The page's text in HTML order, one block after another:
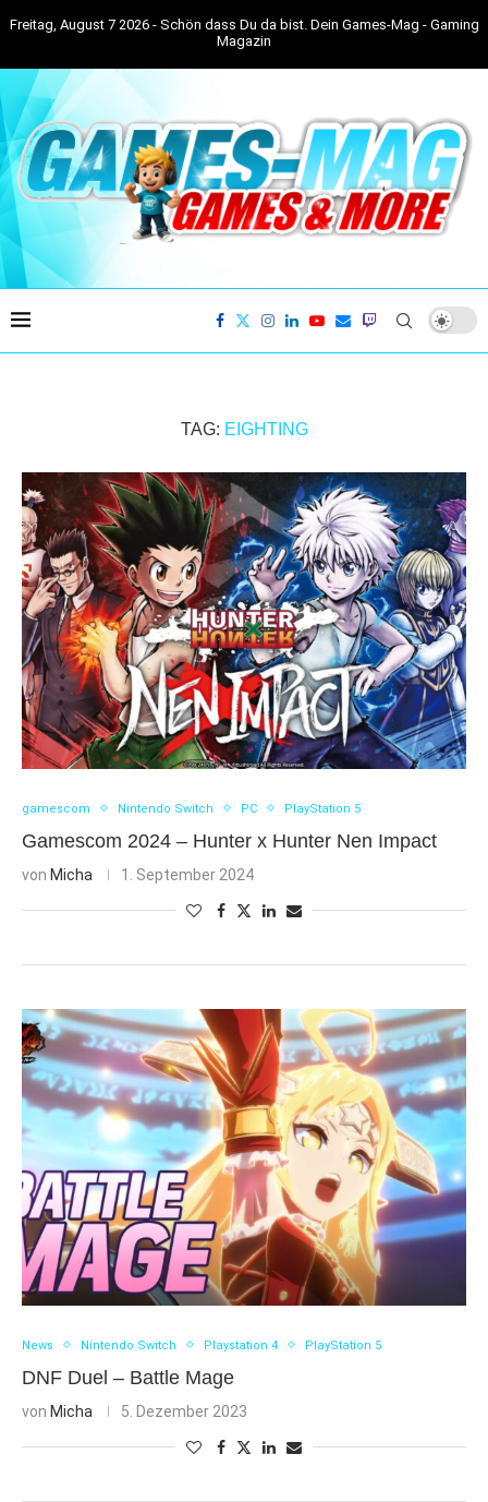
Freitag, August 7 2026 - Schön dass Du da bist. Dein Games-Mag - Gaming
Magazin
TAG: EIGHTING
gamescom Nintendo Switch PC PlayStation 5
Gamescom 2024 – Hunter x Hunter Nen Impact
von Micha 1. September 2024
News Nintendo Switch Playstation 4 PlayStation 5
DNF Duel – Battle Mage
von Micha 5. Dezember 2023